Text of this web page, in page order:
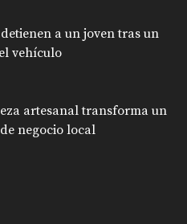
a un joven tras un
vehículo
artesanal transforma un
negocio local